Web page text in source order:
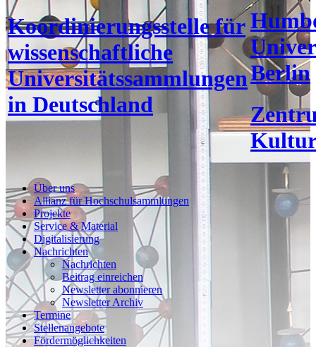
Koordinierungsstelle für
wissenschaftliche
Universitätssammlungen
in Deutschland
Berlin
Über uns
Allianz für Hochschulsammlungen
Projekte
Service & Material
Digitalisierung
Nachrichten
Nachrichten
Beitrag einreichen
Newsletter abonnieren
Newsletter Archiv
Termine
Stellenangebote
Fördermöglichkeiten